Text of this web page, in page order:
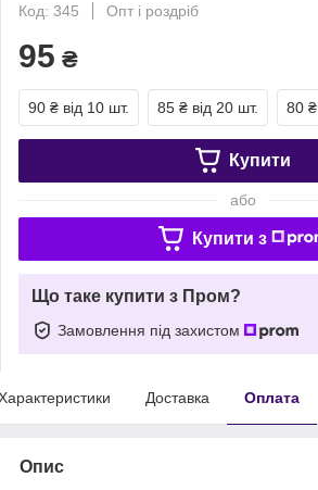
Код: 345
Опт і роздріб
95 ₴
90 ₴ від 10 шт. 85 ₴ від 20 шт. 80 ₴
Купити
або
Купити з
Що таке купити з Пром?
Замовлення під захистом
Доставка Оплата
Опис